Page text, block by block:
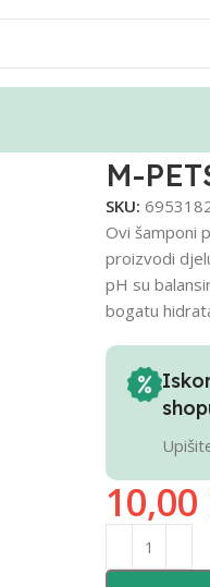
M-
SKU:
Ovi šamponi
proizvodi
pH su
bogatu
10,00